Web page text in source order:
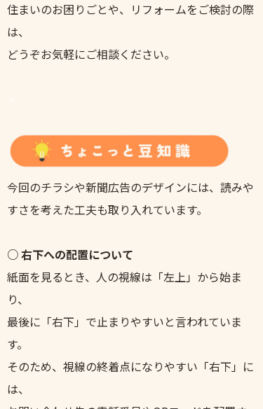
住まいのお困りごとや、リフォームをご検討の際
は、
どうぞお気軽にご相談ください。
今回のチラシや新聞広告のデザインには、読みや
すさを考えた工夫も取り入れています。
○ 右下への配置について
紙面を見るとき、人の視線は「左上」から始ま
り、
最後に「右下」で止まりやすいと言われていま
す。
そのため、視線の終着点になりやすい「右下」に
は、